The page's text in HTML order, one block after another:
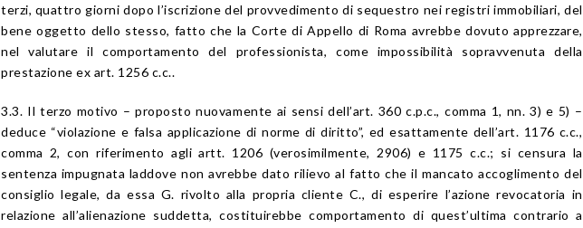
terzi, quattro giorni dopo l’iscrizione del provvedimento di sequestro nei registri immobiliari, del
bene oggetto dello stesso, fatto che la Corte di Appello di Roma avrebbe dovuto apprezzare,
nel valutare il comportamento del professionista, come impossibilità sopravvenuta della
prestazione ex art. 1256 c.c..
3.3. Il terzo motivo – proposto nuovamente ai sensi dell’art. 360 c.p.c., comma 1, nn. 3) e 5) –
deduce “violazione e falsa applicazione di norme di diritto”, ed esattamente dell’art. 1176 c.c.,
comma 2, con riferimento agli artt. 1206 (verosimilmente, 2906) e 1175 c.c.; si censura la
sentenza impugnata laddove non avrebbe dato rilievo al fatto che il mancato accoglimento del
consiglio legale, da essa G. rivolto alla propria cliente C., di esperire l’azione revocatoria in
relazione all’alienazione suddetta, costituirebbe comportamento di quest’ultima contrario a